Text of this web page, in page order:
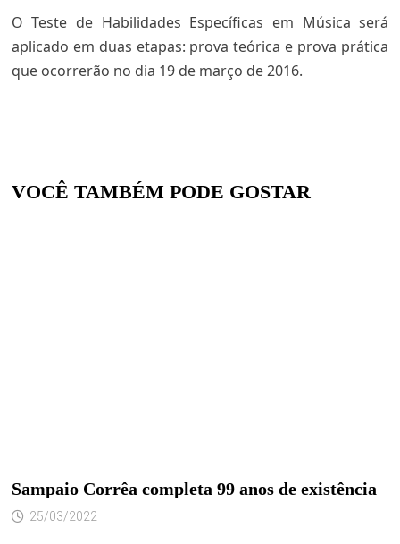
O Teste de Habilidades Específicas em Música será
aplicado em duas etapas: prova teórica e prova prática
que ocorrerão no dia 19 de março de 2016.
VOCÊ TAMBÉM PODE GOSTAR
Sampaio Corrêa completa 99 anos de existência
25/03/2022